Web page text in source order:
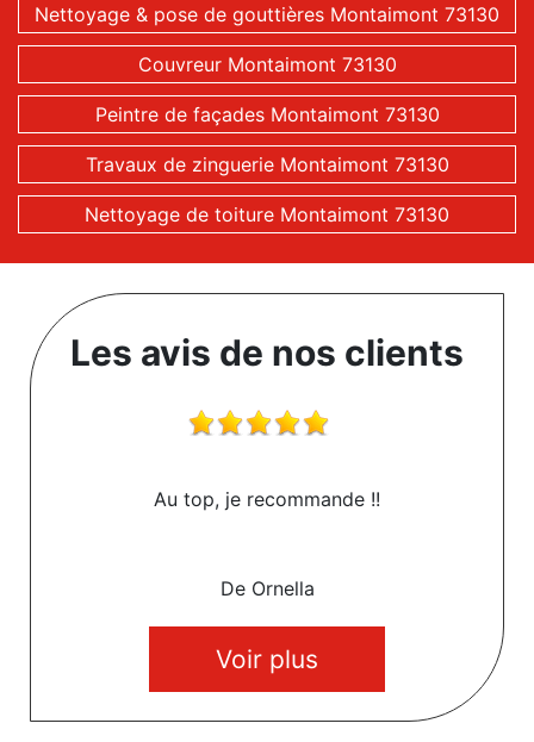
Nettoyage & pose de gouttières Montaimont 73130
Couvreur Montaimont 73130
Peintre de façades Montaimont 73130
Travaux de zinguerie Montaimont 73130
Nettoyage de toiture Montaimont 73130
Les avis de nos clients
Au top, je recommande !!
De Ornella
Voir plus